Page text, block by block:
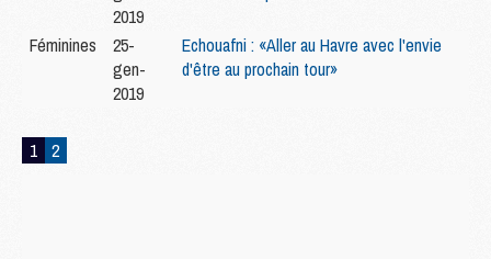
2019
Féminines
25-
gen-
2019
Echouafni : «Aller au Havre avec l'envie
d'être au prochain tour»
1 2